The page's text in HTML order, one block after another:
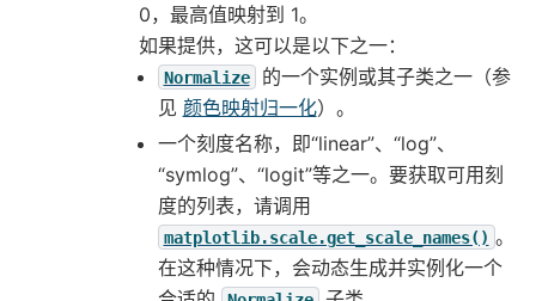
0，最高值映射到 1。
如果提供，这可以是以下之一：
Normalize
的一个实例或其子类之一（参
见 颜色映射归一化）。
一个刻度名称，即“linear”、“log”、
“symlog”、“logit”等之一。要获取可用刻
度的列表，请调用
matplotlib.scale.get_scale_names() 。
在这种情况下，会动态生成并实例化一个